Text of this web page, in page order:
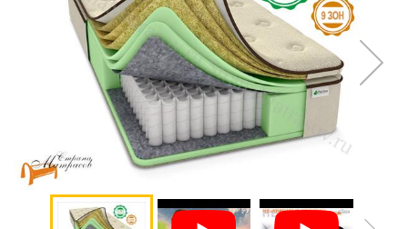
Доставка по городу